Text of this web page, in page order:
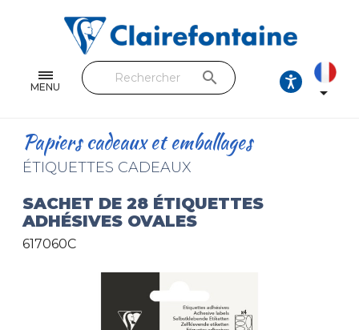
MENU
Feuilles & Copies
Beaux-arts & Dessin
Loisirs créatifs
Papiers cadeaux et emballages
Cuir & trousses
RETROUVEZ NOS COLLECTIONS
search

Papiers cadeaux et emballages
ÉTIQUETTES CADEAUX
SACHET DE 28 ÉTIQUETTES
ADHÉSIVES OVALES
617060C